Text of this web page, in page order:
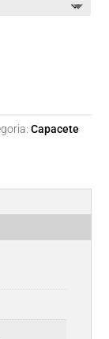
Capacete